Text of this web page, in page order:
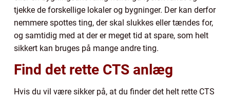
tjekke de forskellige lokaler og bygninger. Der kan derfor
nemmere spottes ting, der skal slukkes eller tændes for,
og samtidig med at der er meget tid at spare, som helt
sikkert kan bruges på mange andre ting.
Find det rette CTS anlæg
Hvis du vil være sikker på, at du finder det helt rette CTS